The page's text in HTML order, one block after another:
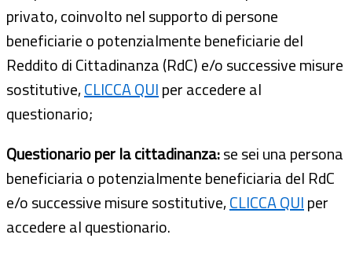
privato, coinvolto nel supporto di persone
beneficiarie o potenzialmente beneficiarie del
Reddito di Cittadinanza (RdC) e/o successive misure
sostitutive,CLICCA QUIper accedere al
questionario;
Questionario per la cittadinanza:se sei una persona
beneficiaria o potenzialmente beneficiaria del RdC
e/o successive misure sostitutive,CLICCA QUIper
accedere al questionario.